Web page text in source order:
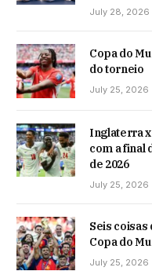
July 28, 2026
Copa do
do torneio
July 25, 2026
Inglaterra
com a final
de 2026
July 25, 2026
Seis coisas
Copa do
July 25, 2026